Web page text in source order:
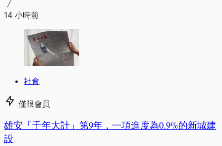
14 小時前
社會
僅限會員
​​雄安「千年大計」第9年，一項進度為0.9%的新城建
設